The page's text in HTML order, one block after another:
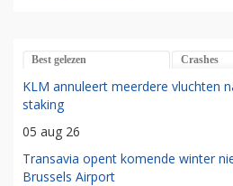
Best gelezen Crashes
KLM annuleert meerdere vluchten
staking
05 aug 26
Transavia opent komende winter
Brussels Airport